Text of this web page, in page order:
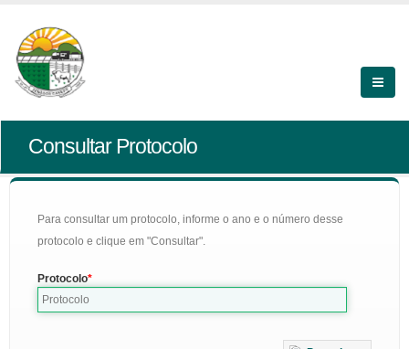
Consultar Protocolo
Para consultar um protocolo, informe o ano e o número desse
protocolo e clique em "Consultar".
Protocolo